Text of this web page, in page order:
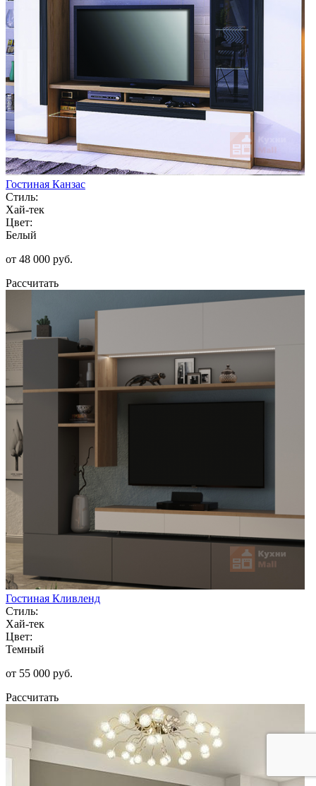
Гостиная Канзас
Стиль:
Хай-тек
Цвет:
Белый
от 48 000 руб.
Рассчитать
Гостиная Кливленд
Стиль:
Хай-тек
Цвет:
Темный
от 55 000 руб.
Рассчитать